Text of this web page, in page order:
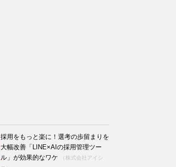
採用をもっと楽に！選考の歩留まりを
大幅改善「LINE×AIの採用管理ツー
ル」が効果的なワケ
（株式会社アイシ